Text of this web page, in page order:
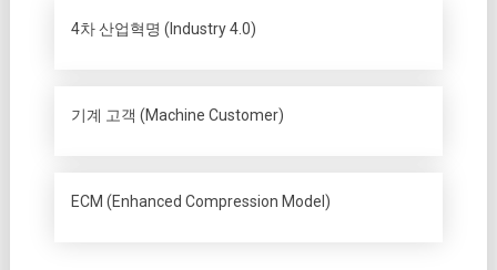
4차 산업혁명 (Industry 4.0)
기계 고객 (Machine Customer)
ECM (Enhanced Compression Model)